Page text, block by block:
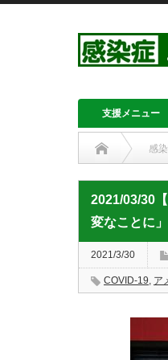
支援メニュー
感
2021/03/30【新
2021/03/30
変なことに
2021/3/30
COVID-19, ア